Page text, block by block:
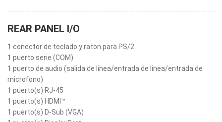
REAR PANEL I/O
1 conector de teclado y raton para PS/2
1 puerto serie (COM)
1 puerto de audio (salida de linea/entrada de linea/entrada de
microfono)
1 puerto(s) RJ-45
1 puerto(s) HDMI™
1 puerto(s) D-Sub (VGA)